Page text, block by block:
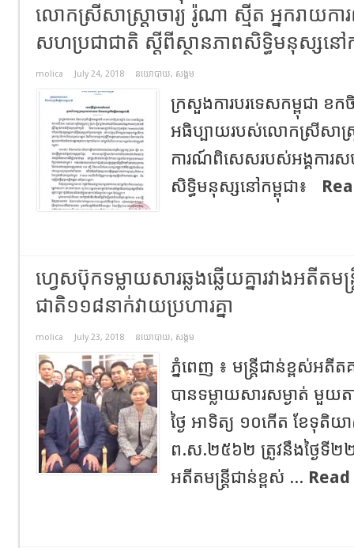
លោកស្រី​សាស្ត្រាចារ្យ​ រ៉ូណា​ ស្មីត​ អ្នក​រាយ
សហប្រជាជាតិ​ ស្តីពី​ស្ថានភាព​សិទ្ធិ​មនុស្ស​នៅ​ក
molica July 24, 2018 នយោបាយ, សង្គម
ក្រសួង​ការបរទេស​កម្ពុជា​ ខក
អធិប្បាយ​របស់​លោកស្រី​សាស្ត្រ
ការណ៍​ពិសេស​របស់​អង្គការ​ស
សិទ្ធិ​មនុស្ស​នៅ​កម្ពុជា៖
ហ្វេសប៊ុកទម្លាយសារឆ្លងឆ្លើយគ្នារវាងអតីតមន្
ជាតិ១១៨នាក់វាយប្រហារគ្នា
molica July 23, 2018 នយោបាយ, សង្គម
ភ្នំពេញ ៖ មន្រ្តីជាន់ខ្ពស់អតី
បានទម្លាយសារសម្ងាត់ មួយ
ថ្ងៃ អាទិត្យ ១០កើត ខែទុតិយ
ព.ស.២៥៦២ ត្រូវនឹងថ្ងៃទី២២
អតីតមន្រ្តីជាន់ខ្ពស់ ...